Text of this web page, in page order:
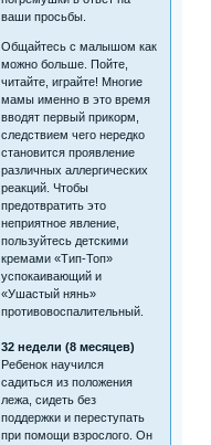
ваши просьбы.
Общайтесь с малышом как
можно больше. Пойте,
читайте, играйте! Многие
мамы именно в это время
вводят первый прикорм,
следствием чего нередко
становится проявление
различных аллергических
реакций. Чтобы
предотвратить это
неприятное явление,
пользуйтесь детскими
кремами «Тип-Топ»
успокаивающий и
«Ушастый нянь»
противовоспалительный.
32 недели (8 месяцев)
Ребенок научился
садиться из положения
лежа, сидеть без
поддержки и переступать
при помощи взрослого. Он